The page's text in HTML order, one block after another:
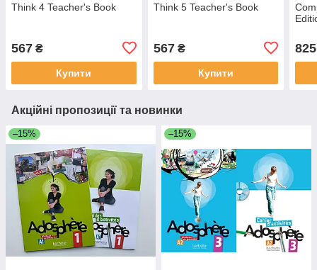
Think 4 Teacher's Book
567 ₴
Купити
Think 5 Teacher's Book
567₴
Купити
825
Акційні пропозиції та новинки
–15% –15%